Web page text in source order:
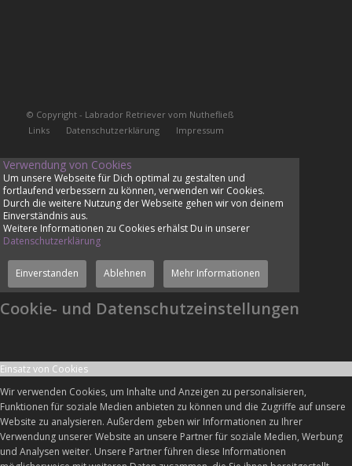
© Copyright - Labrador Retriever vom Nuthefließ
Links
Datenschutzerklärung Impressum
Verwendung von Cookies
Um unsere Webseite für Dich optimal zu gestalten und
fortlaufend verbessern zu können, verwenden wir Cookies.
Durch die weitere Nutzung der Webseite gehen wir von deinem
Einverständnis aus.
Weitere Informationen zu Cookies erhälst Du in unserer
Datenschutzerklärung
Einverstanden Ablehnen Mehr Informationen
Cookie- und Datenschutzeinstellungen
Einsatz von Cookies
Wir verwenden Cookies, um Inhalte und Anzeigen zu personalisieren,
Funktionen für soziale Medien anbieten zu können und die Zugriffe auf unsere
Website zu analysieren. Außerdem geben wir Informationen zu Ihrer
Verwendung unserer Website an unsere Partner für soziale Medien, Werbung
und Analysen weiter. Unsere Partner führen diese Informationen